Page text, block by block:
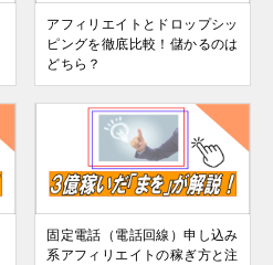
アフィリエイトとドロップシッ
ピングを徹底比較！儲かるのは
どちら？
固定電話（電話回線）申し込み
系アフィリエイトの稼ぎ方と注